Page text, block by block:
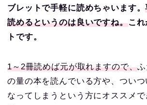
ブレットで手軽に読めちゃいます。
読めるというのは良いですね。これ
トです。
1～2冊読めば元が取れますので、
の量の本を読んでいる方や、ついつ
なってしまうという方にオススメ